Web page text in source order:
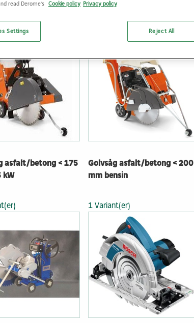
asfalt/betong < 175
kW
Golvsåg asfalt/betong < 200
mm bensin
1 Variant(er)
read Derome's Cookie policy Privacy policy
Reject All
Settings